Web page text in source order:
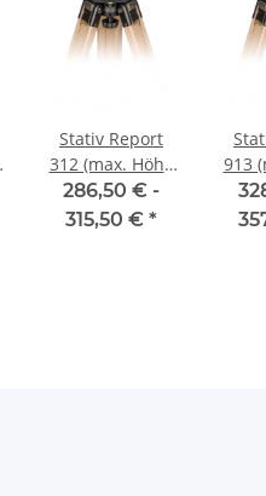
Stativ Report
312 (max. Höhe
138 cm)
286,50 € -
315,50 € *
913